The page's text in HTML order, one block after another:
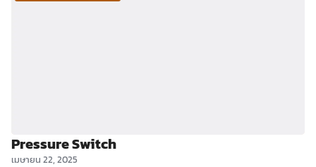
Pressure Switch
เมษายน 22, 2025